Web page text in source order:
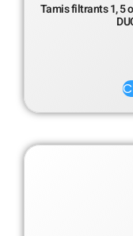
Tamis filtrants 1, 5